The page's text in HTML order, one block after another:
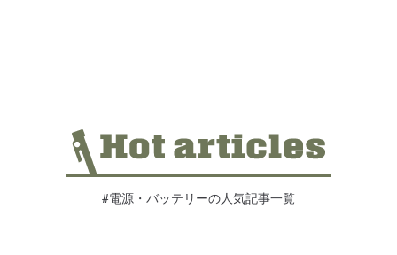
#電源・バッテリーの人気記事一覧